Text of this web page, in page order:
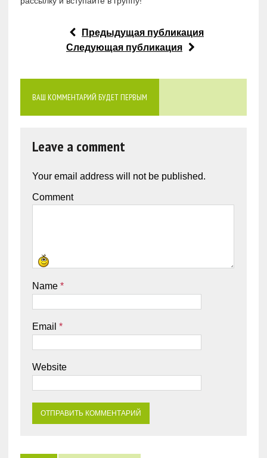
Предыдущая публикация
Следующая публикация
ВАШ КОММЕНТАРИЙ БУДЕТ ПЕРВЫМ
Leave a comment
Your email address will not be published.
Comment
Name *
Email *
Website